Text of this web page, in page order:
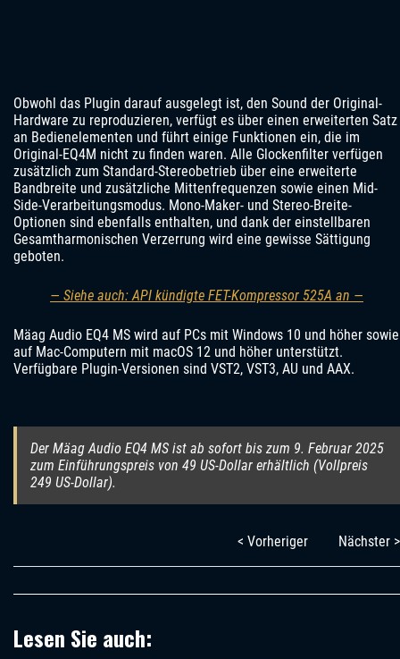
Obwohl das Plugin darauf ausgelegt ist, den Sound der Original-
Hardware zu reproduzieren, verfügt es über einen erweiterten Satz
an Bedienelementen und führt einige Funktionen ein, die im
Original-EQ4M nicht zu finden waren. Alle Glockenfilter verfügen
zusätzlich zum Standard-Stereobetrieb über eine erweiterte
Bandbreite und zusätzliche Mittenfrequenzen sowie einen Mid-
Side-Verarbeitungsmodus. Mono-Maker- und Stereo-Breite-
Optionen sind ebenfalls enthalten, und dank der einstellbaren
Gesamtharmonischen Verzerrung wird eine gewisse Sättigung
geboten.
— Siehe auch: API kündigte FET-Kompressor 525A an —
Mäag Audio EQ4 MS wird auf PCs mit Windows 10 und höher sowie
auf Mac-Computern mit macOS 12 und höher unterstützt.
Verfügbare Plugin-Versionen sind VST2, VST3, AU und AAX.
Der Mäag Audio EQ4 MS ist ab sofort bis zum 9. Februar 2025
zum Einführungspreis von 49 US-Dollar erhältlich (Vollpreis
249 US-Dollar).
< Vorheriger Nächster >
Lesen Sie auch: